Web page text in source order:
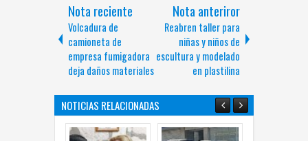
Nota reciente
Volcadura de
camioneta de
empresa fumigadora
deja daños materiales
Nota anteriror
Reabren taller para
niñas y niños de
escultura y modelado
en plastilina
NOTICIAS RELACIONADAS